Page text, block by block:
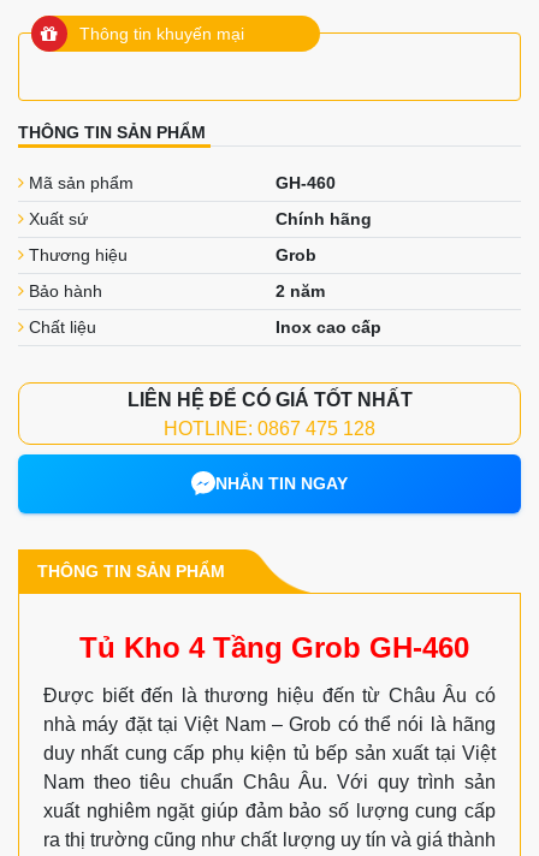
Thông tin khuyến mại
THÔNG TIN SẢN PHẨM
Mã sản phẩm
GH-460
Xuất sứ
Chính hãng
Thương hiệu
Grob
Bảo hành
2 năm
Chất liệu
Inox cao cấp
LIÊN HỆ ĐỂ CÓ GIÁ TỐT NHẤT
HOTLINE: 0867 475 128
NHẮN TIN NGAY
THÔNG TIN SẢN PHẨM
Tủ Kho 4 Tầng Grob GH-460
Được biết đến là thương hiệu đến từ Châu Âu có
nhà máy đặt tại Việt Nam – Grob có thể nói là hãng
duy nhất cung cấp phụ kiện tủ bếp sản xuất tại Việt
Nam theo tiêu chuẩn Châu Âu. Với quy trình sản
xuất nghiêm ngặt giúp đảm bảo số lượng cung cấp
ra thị trường cũng như chất lượng uy tín và giá thành